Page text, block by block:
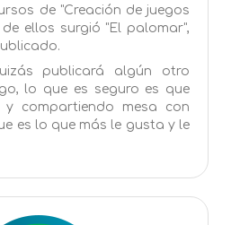
de "Creación de juegos
de ellos surgió "El palomar",
publicará algún otro
lo que es seguro es que
y compartiendo mesa con
es lo que más le gusta y le